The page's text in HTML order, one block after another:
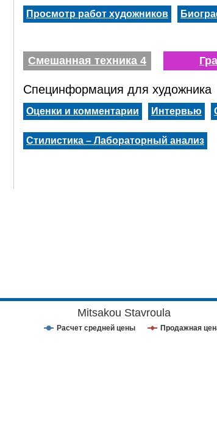
Просмотр работ художников
Смешанная техника 4
Специнформация для художника
Оценки и комментарии Интервью
Стилистика – Лабораторный анализ
Mitsakou Stavroula
Расчет средней цены Продажная